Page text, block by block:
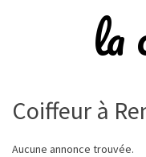
la
Coiffeur à
Aucune annonce trouvée.